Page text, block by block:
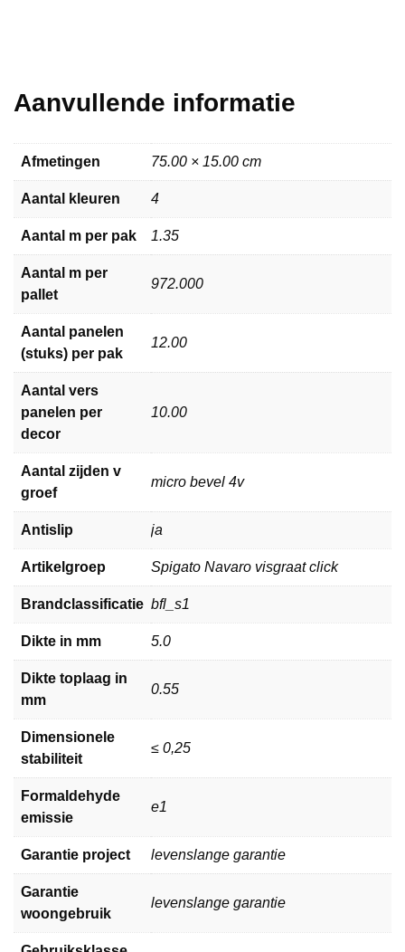
Aanvullende informatie
Afmetingen 75.00 × 15.00 cm
Aantal kleuren 4
Aantal m per pak 1.35
Aantal m per
pallet
972.000
Aantal panelen
(stuks) per pak
12.00
Aantal vers
panelen per
decor
10.00
Aantal zijden v
groef
micro bevel 4v
Antislip ja
Artikelgroep Spigato Navaro visgraat click
Brandclassificatie bfl_s1
Dikte in mm 5.0
Dikte toplaag in
mm
0.55
Dimensionele
stabiliteit
≤ 0,25
Formaldehyde
emissie
e1
Garantie project levenslange garantie
Garantie
woongebruik
levenslange garantie